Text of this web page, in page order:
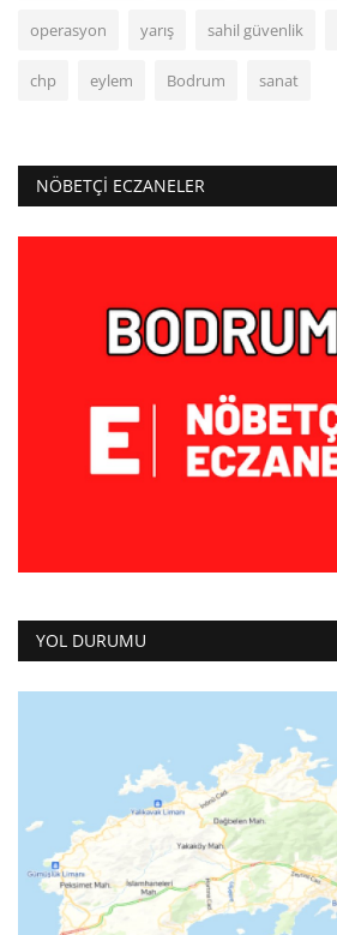
operasyon yarış sahil güvenlik
chp eylem Bodrum sanat
NÖBETÇI ECZANELER
YOL DURUMU